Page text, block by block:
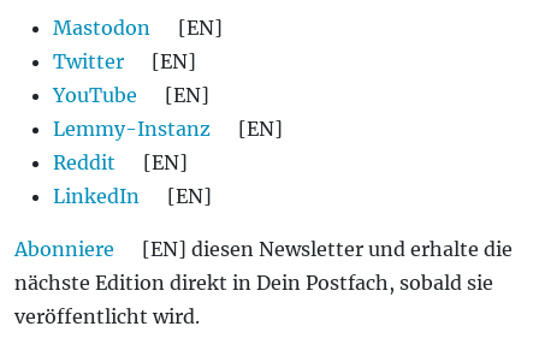
Mastodon
[EN]
Twitter
[EN]
YouTube
[EN]
Lemmy-Instanz
[EN]
Reddit
[EN]
LinkedIn
[EN]
Abonniere
[EN] diesen Newsletter und erhalte die
nächste Edition direkt in Dein Postfach, sobald sie
veröffentlicht wird.